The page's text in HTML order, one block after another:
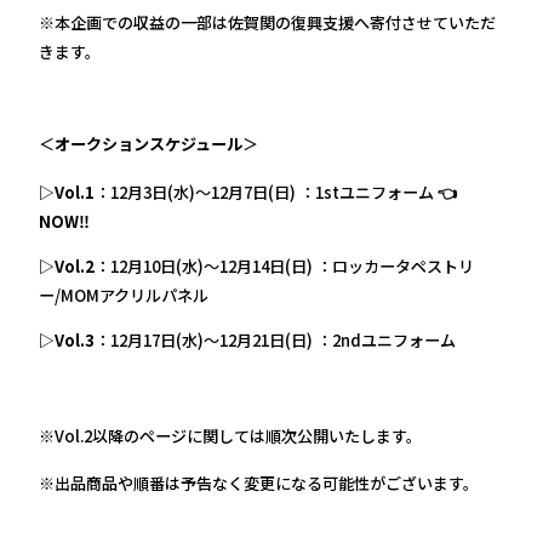
※本企画での収益の一部は佐賀関の復興支援へ寄付させていただ
きます。
＜オークションスケジュール＞
▷Vol.1 ：12月3日(水)～12月7日(日) ：1stユニフォーム 👈
NOW‼
▷Vol.2：12月10日(水)～12月14日(日) ：ロッカータペストリ
ー/MOMアクリルパネル
▷Vol.3 ：12月17日(水)～12月21日(日) ：2ndユニフォーム
※Vol.2以降のページに関しては順次公開いたします。
※出品商品や順番は予告なく変更になる可能性がございます。